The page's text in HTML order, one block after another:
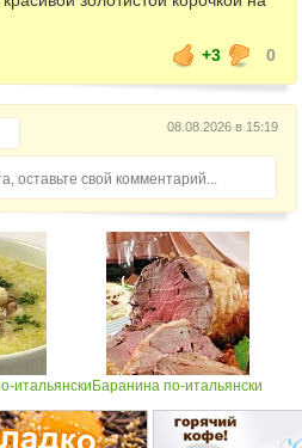
+3
0
08.08.2026 в 15:19
оставьте свой комментарий...
итальянски Баранина по-итальянски